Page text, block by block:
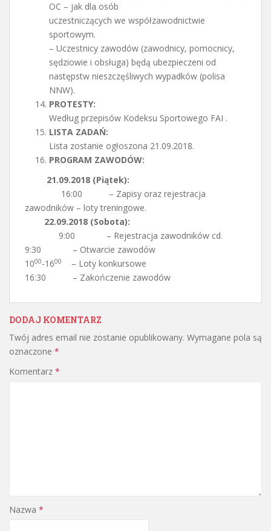
OC – jak dla osób
uczestniczących we współzawodnictwie
sportowym.
– Uczestnicy zawodów (zawodnicy, pomocnicy,
sędziowie i obsługa) będą ubezpieczeni od
następstw nieszczęśliwych wypadków (polisa
NNW).
PROTESTY:
Według przepisów Kodeksu Sportowego FAI .
LISTA ZADAŃ:
Lista zostanie ogłoszona 21.09.2018.
PROGRAM ZAWODÓW:
21.09.2018 (Piątek):
16:00 – Zapisy oraz rejestracja
zawodników – loty treningowe.
22.09.2018 (Sobota):
9:00 – Rejestracja zawodników cd.
9:30 – Otwarcie zawodów
1000-1600
– Loty konkursowe
16:30 – Zakończenie zawodów
DODAJ KOMENTARZ
Twój adres email nie zostanie opublikowany. Wymagane pola są
oznaczone *
Komentarz *
Nazwa *